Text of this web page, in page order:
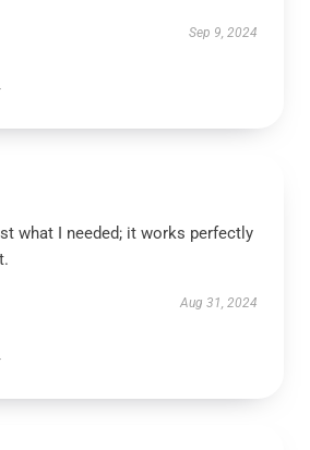
Sep 9, 2024
what I needed; it works perfectly
Aug 31, 2024